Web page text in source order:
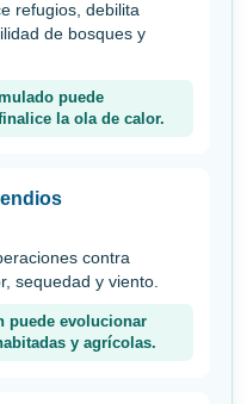
refugios, debilita
de bosques y
puede
la ola de calor.
contra
sequedad y viento.
puede evolucionar
y agrícolas.